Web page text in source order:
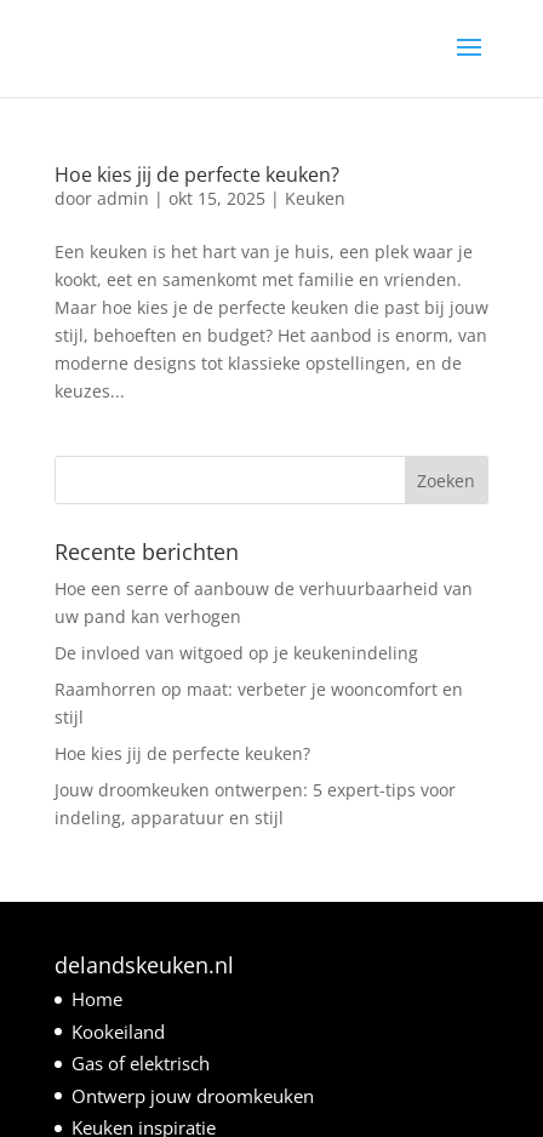
Hoe kies jij de perfecte keuken?
door admin | okt 15, 2025| Keuken
Een keuken is het hart van je huis, een plek waar je
kookt, eet en samenkomt met familie en vrienden.
Maar hoe kies je de perfecte keuken die past bij jouw
stijl, behoeften en budget? Het aanbod is enorm, van
moderne designs tot klassieke opstellingen, en de
keuzes...
Recente berichten
Hoe een serre of aanbouw de verhuurbaarheid van
uw pand kan verhogen
De invloed van witgoed op je keukenindeling
Raamhorren op maat: verbeter je wooncomfort en
stijl
Hoe kies jij de perfecte keuken?
Jouw droomkeuken ontwerpen: 5 expert-tips voor
indeling, apparatuur en stijl
delandskeuken.nl
Home
Kookeiland
Gas of elektrisch
Ontwerp jouw droomkeuken
Keuken inspiratie